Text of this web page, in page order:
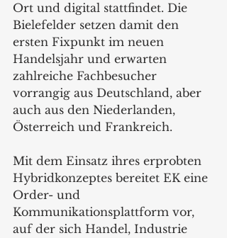
Ort und digital stattfindet. Die
Bielefelder setzen damit den
ersten Fixpunkt im neuen
Handelsjahr und erwarten
zahlreiche Fachbesucher
vorrangig aus Deutschland, aber
auch aus den Niederlanden,
Österreich und Frankreich.
Mit dem Einsatz ihres erprobten
Hybridkonzeptes bereitet EK eine
Order- und
Kommunikationsplattform vor,
auf der sich Handel, Industrie